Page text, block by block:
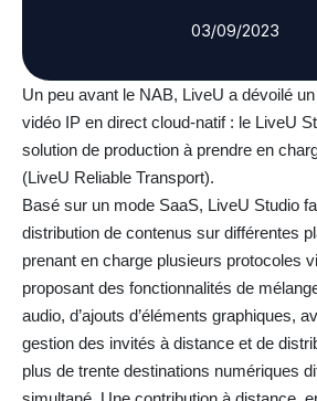
03/09/2023
Un peu avant le NAB, LiveU a dévoilé
vidéo IP en direct cloud-natif : le LiveU
solution de production à prendre en
(LiveU Reliable Transport).
Basé sur un mode SaaS, LiveU Studio
distribution de contenus sur différentes
prenant en charge plusieurs protocoles
proposant des fonctionnalités de
audio, d’ajouts d’éléments graphiques,
gestion des invités à distance et de
plus de trente destinations numériques